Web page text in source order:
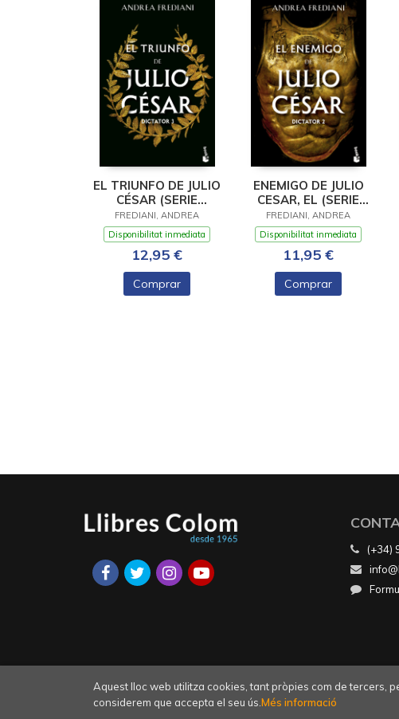
EL TRIUNFO DE JULIO
CÉSAR (SERIE
DICTATOR, 3)
FREDIANI, ANDREA
Disponibilitat inmediata
12,95 €
Comprar
ENEMIGO DE JULIO
CESAR, EL (SERIE
DICTATOR 2)
FREDIANI, ANDREA
Disponibilitat inmediata
11,95 €
Comprar
(+34)
Aquest lloc web utilitza cookies, tant pròpies com de tercers,
considerem que accepta el seu ús.Més informació